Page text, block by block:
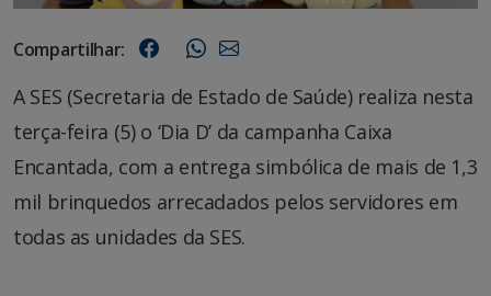
Compartilhar:
A SES (Secretaria de Estado de Saúde) realiza nesta
terça-feira (5) o ‘Dia D’ da campanha Caixa
Encantada, com a entrega simbólica de mais de 1,3
mil brinquedos arrecadados pelos servidores em
todas as unidades da SES.